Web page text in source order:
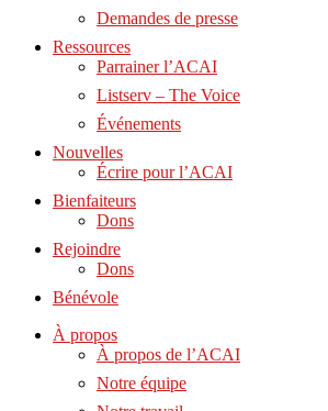
Demandes de presse
Ressources
Parrainer l’ACAI
Listserv – The Voice
Événements
Nouvelles
Écrire pour l’ACAI
Bienfaiteurs
Dons
Rejoindre
Dons
Bénévole
À propos
À propos de l’ACAI
Notre équipe